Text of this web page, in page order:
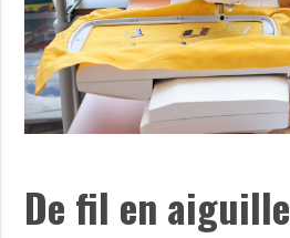
De fil en aiguille